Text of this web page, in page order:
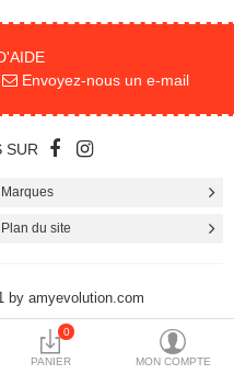
0
PANIER MON COMPTE
Envoyez-nous un e-mail
SUR
Marques
Plan du site
by amyevolution.com